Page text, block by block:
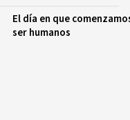
El día en que
ser humanos